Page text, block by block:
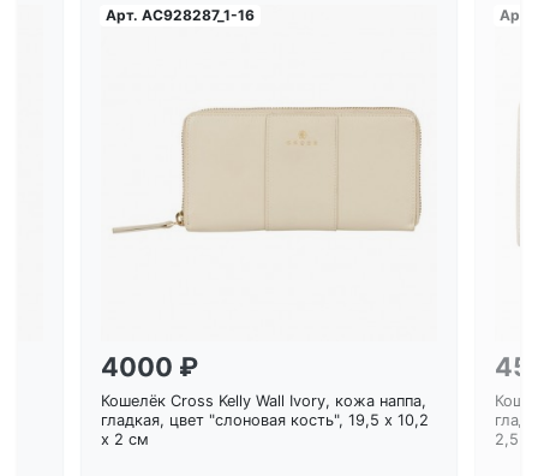
Арт. AC928287_1-16
4000 ₽
Кошелёк Cross Kelly Wall Ivory, кожа наппа,
гладкая, цвет "слоновая кость", 19,5 x 10,2
x 2 см
Арт.
2,5